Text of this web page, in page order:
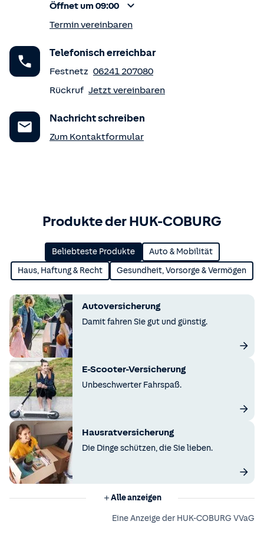
Öffnet um 09:00
Termin vereinbaren
Telefonisch erreichbar
Festnetz 06241 207080
Rückruf Jetzt vereinbaren
Nachricht schreiben
Zum Kontaktformular
Produkte der HUK-COBURG
Beliebteste Produkte Auto & Mobilität
Haus, Haftung & Recht Gesundheit, Vorsorge & Vermögen
Autoversicherung
Damit fahren Sie gut und günstig.
E-Scooter-Versicherung
Unbeschwerter Fahrspaß.
Hausratversicherung
Die Dinge schützen, die Sie lieben.
Alle anzeigen
Eine Anzeige der HUK-COBURG VVaG